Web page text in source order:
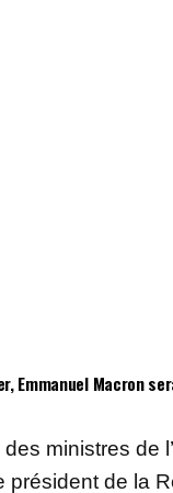
Emmanuel Macron
ministres de
président de la